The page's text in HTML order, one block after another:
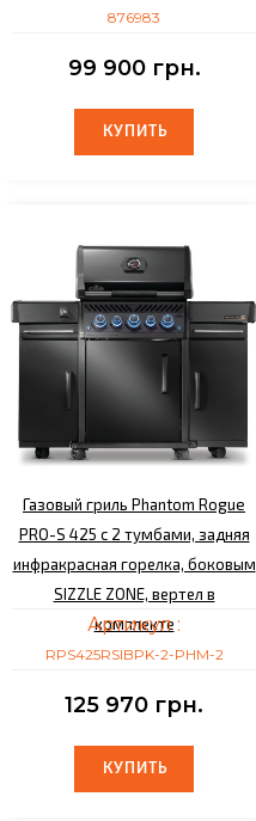
876983
99 900 грн.
КУПИТЬ
КУПИТЬ
Газовый гриль Phantom Rogue
PRO-S 425 с 2 тумбами, задняя
инфракрасная горелка, боковым
SIZZLE ZONE, вертел в
комплекте
Артикул :
RPS425RSIBPK-2-PHM-2
125 970 грн.
КУПИТЬ
КУПИТЬ